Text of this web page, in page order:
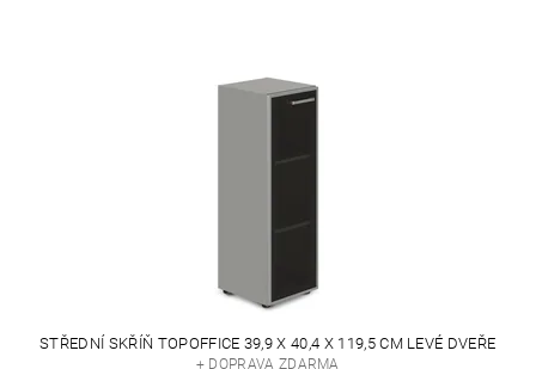
STŘEDNÍ SKŘÍŇ TOPOFFICE 39,9 X 40,4 X 119,5 CM LEVÉ DVEŘE
+ DOPRAVA ZDARMA